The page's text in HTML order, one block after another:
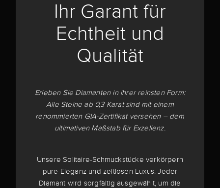
Ihr Garant für
Echtheit und
Qualität
Erleben Sie Diamanten in ihrer reinsten Form:
Alle Steine ab 0,3 Karat sind mit einem
renommierten GIA-Zertifikat versehen – dem
ultimativen Maßstab für Exzellenz.
Unsere Solitaire-Schmuckstücke verkörpern
pure Eleganz und zeitlosen Luxus. Jeder
Diamant wird sorgfältig ausgewählt, um die